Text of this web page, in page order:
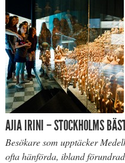
AJIA IRINI – STOCKHOLMS
Besökare som upptäcker
ofta hänförda, ibland